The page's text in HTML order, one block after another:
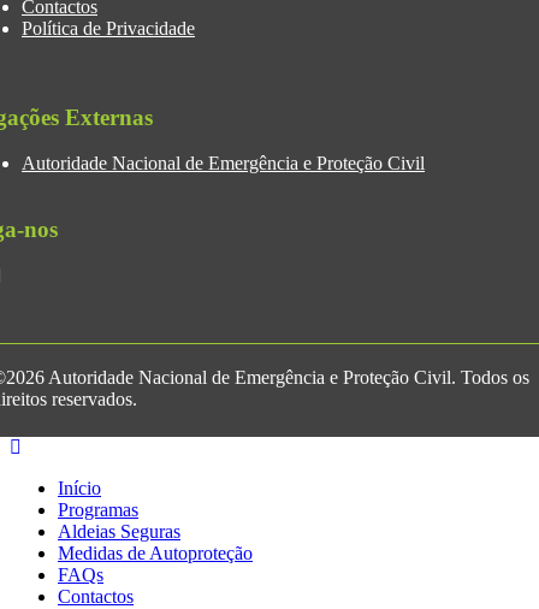
Contactos
Política de Privacidade
Externas
Autoridade Nacional de Emergência e Proteção Civil
nos
Autoridade Nacional de Emergência e Proteção Civil. Todos os
reservados.
Início
Programas
Aldeias Seguras
Medidas de Autoproteção
FAQs
Contactos